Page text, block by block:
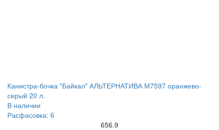
Канистра-бочка "Байкал" АЛЬТЕРНАТИВА М7597 оранжево-
серый 20 л.
В наличии
Расфасовка: 6
656.9